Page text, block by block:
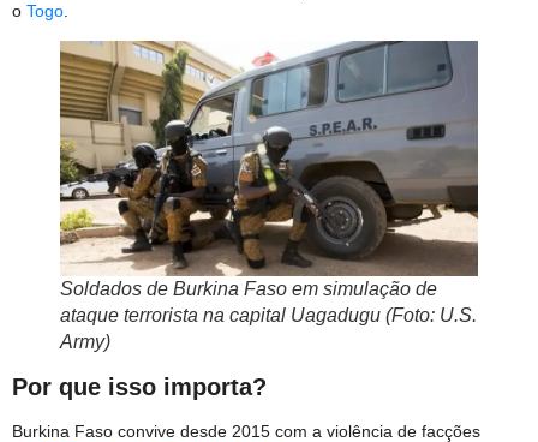
o Togo.
Soldados de Burkina Faso em simulação de
ataque terrorista na capital Uagadugu (Foto: U.S.
Army)
Por que isso importa?
Burkina Faso convive desde 2015 com a violência de facções